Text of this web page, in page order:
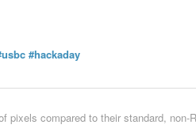
#hackaday
pixels compared to their standard, non-